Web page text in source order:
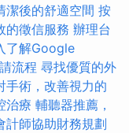
潔後的舒適空間 按
的徵信服務 辦理台
了解Google
流程 尋找優質的外
手術，改善視力的
治療 輔聽器推薦，
計師協助財務規劃